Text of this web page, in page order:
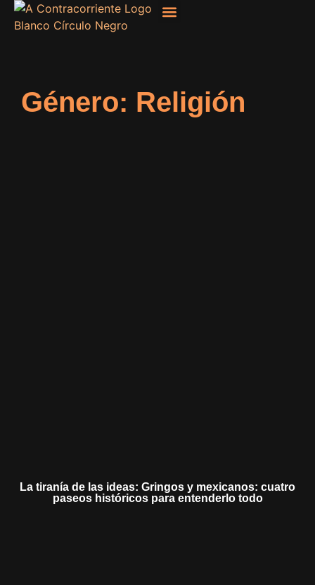
Género: Religión
La tiranía de las ideas: Gringos y mexicanos: cuatro
paseos históricos para entenderlo todo